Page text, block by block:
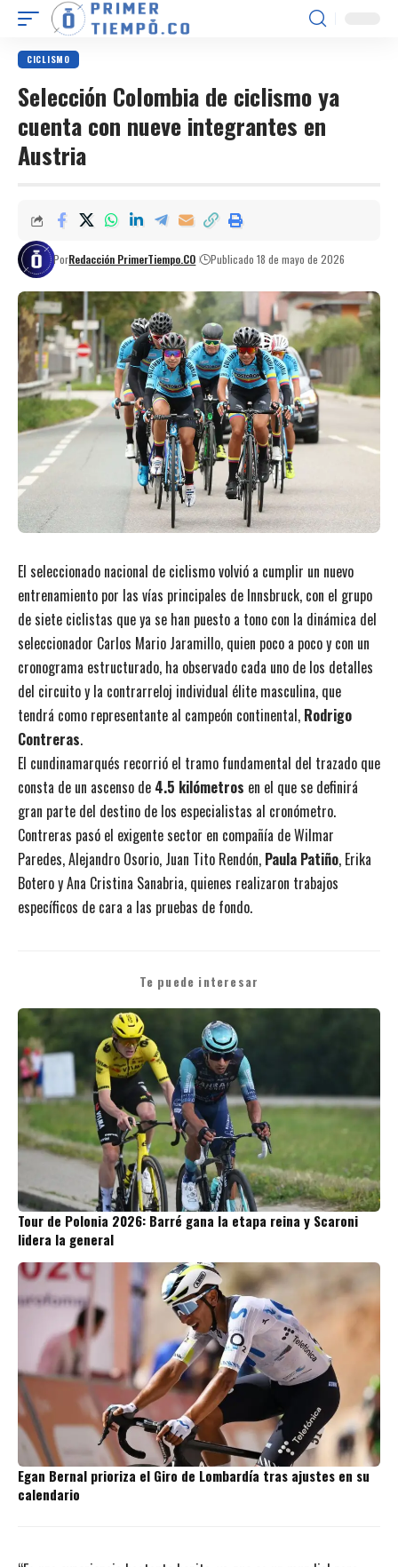
CICLISMO
Selección Colombia de ciclismo ya
cuenta con nueve integrantes en
Austria
PorRedacción PrimerTiempo.CO Publicado 18 de mayo de 2026
El seleccionado nacional de ciclismo volvió a cumplir un nuevo
entrenamiento por las vías principales de Innsbruck, con el grupo
de siete ciclistas que ya se han puesto a tono con la dinámica del
seleccionador Carlos Mario Jaramillo, quien poco a poco y con un
cronograma estructurado, ha observado cada uno de los detalles
del circuito y la contrarreloj individual élite masculina, que
tendrá como representante al campeón continental, Rodrigo
Contreras.
El cundinamarqués recorrió el tramo fundamental del trazado que
consta de un ascenso de 4.5 kilómetros en el que se definirá
gran parte del destino de los especialistas al cronómetro.
Contreras pasó el exigente sector en compañía de Wilmar
Paredes, Alejandro Osorio, Juan Tito Rendón, Paula Patiño, Erika
Botero y Ana Cristina Sanabria, quienes realizaron trabajos
específicos de cara a las pruebas de fondo.
Te puede interesar
Tour de Polonia 2026: Barré gana la etapa reina y Scaroni
lidera la general
Egan Bernal prioriza el Giro de Lombardía tras ajustes en su
calendario